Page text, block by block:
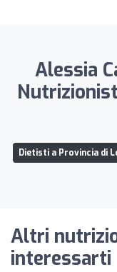
Alessia
Dietisti a Provincia di
Altri
interessarti